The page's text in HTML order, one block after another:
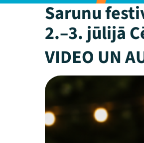
Sarunu
2.–3. jūlijā
VIDEO UN